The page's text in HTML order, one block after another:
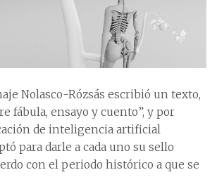
Nolasco-Rózsás escribió un texto,
fábula, ensayo y cuento”, y por
de inteligencia artificial
para darle a cada uno su sello
con el periodo histórico a que se